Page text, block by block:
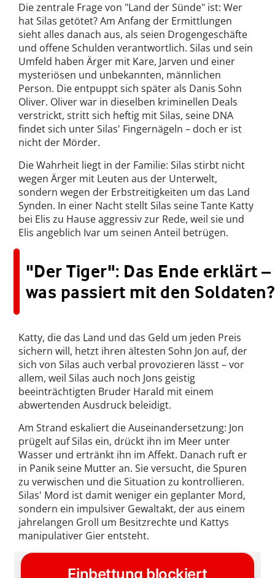
Die zentrale Frage von "Land der Sünde" ist: Wer
hat Silas getötet? Am Anfang der Ermittlungen
sieht alles danach aus, als seien Drogengeschäfte
und offene Schulden verantwortlich. Silas und sein
Umfeld haben Ärger mit Kare, Jarven und einer
mysteriösen und unbekannten, männlichen
Person. Die entpuppt sich später als Danis Sohn
Oliver. Oliver war in dieselben kriminellen Deals
verstrickt, stritt sich heftig mit Silas, seine DNA
findet sich unter Silas' Fingernägeln – doch er ist
nicht der Mörder.
Die Wahrheit liegt in der Familie: Silas stirbt nicht
wegen Ärger mit Leuten aus der Unterwelt,
sondern wegen der Erbstreitigkeiten um das Land
Synden. In einer Nacht stellt Silas seine Tante Katty
bei Elis zu Hause aggressiv zur Rede, weil sie und
Elis angeblich Ivar um seinen Anteil betrügen.
"Der Tiger": Das Ende erklärt –
was passiert mit den Soldaten?
Katty, die das Land und das Geld um jeden Preis
sichern will, hetzt ihren ältesten Sohn Jon auf, der
sich von Silas auch verbal provozieren lässt – vor
allem, weil Silas auch noch Jons geistig
beeinträchtigten Bruder Harald mit einem
abwertenden Ausdruck beleidigt.
Am Strand eskaliert die Auseinandersetzung: Jon
prügelt auf Silas ein, drückt ihn im Meer unter
Wasser und ertränkt ihn im Affekt. Danach ruft er
in Panik seine Mutter an. Sie versucht, die Spuren
zu verwischen und die Situation zu kontrollieren.
Silas' Mord ist damit weniger ein geplanter Mord,
sondern ein impulsiver Gewaltakt, der aus einem
jahrelangen Groll um Besitzrechte und Kattys
manipulativer Gier entsteht.